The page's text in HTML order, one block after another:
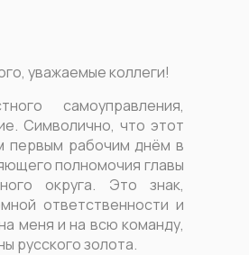
уважаемые коллеги!
самоуправления,
Символично, что этот
первым рабочим днём в
полномочия главы
округа. Это знак,
ответственности и
меня и на всю команду,
русского золота.